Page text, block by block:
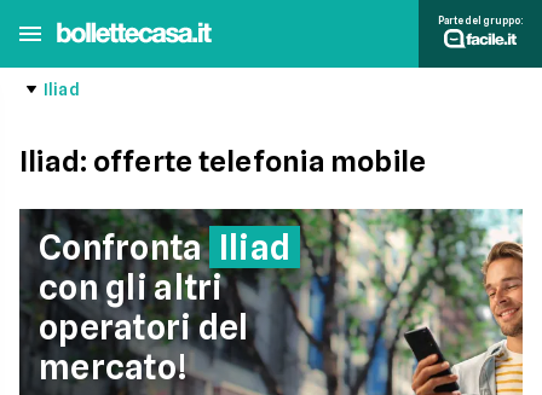
Parte del gruppo:
Iliad
Iliad: offerte telefonia mobile
Confronta Iliad
con gli altri
operatori del
mercato!